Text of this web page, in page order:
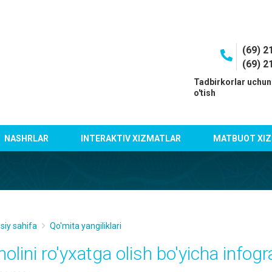
(69)
(69)
Tadbirkorlar
o'tish
NASHRLAR INTERAKTIV XIZMATLAR MATBUOT
sahifa Qo'mita yangiliklari
ro'yxatga olish bo'yicha